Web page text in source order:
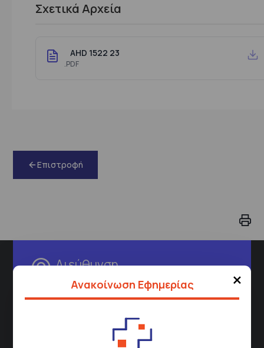
×
Ανακοίνωση Εφημερίας
Σχετικά Αρχεία
AHD 1522 23
.PDF
Επιστροφή
Διεύθυνση
Σισμανόγλειου 1,
Περιοχής